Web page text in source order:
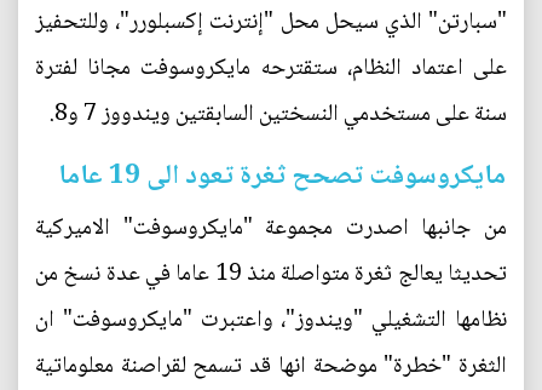
"سبارتن" الذي سيحل محل "إنترنت إكسبلورر"، وللتحفيز
على اعتماد النظام، ستقترحه مايكروسوفت مجانا لفترة
سنة على مستخدمي النسختين السابقتين ويندووز 7 و8.
مايكروسوفت تصحح ثغرة تعود الى 19 عاما
من جانبها اصدرت مجموعة "مايكروسوفت" الاميركية
تحديثا يعالج ثغرة متواصلة منذ 19 عاما في عدة نسخ من
نظامها التشغيلي "ويندوز"، واعتبرت "مايكروسوفت" ان
الثغرة "خطرة" موضحة انها قد تسمح لقراصنة معلوماتية